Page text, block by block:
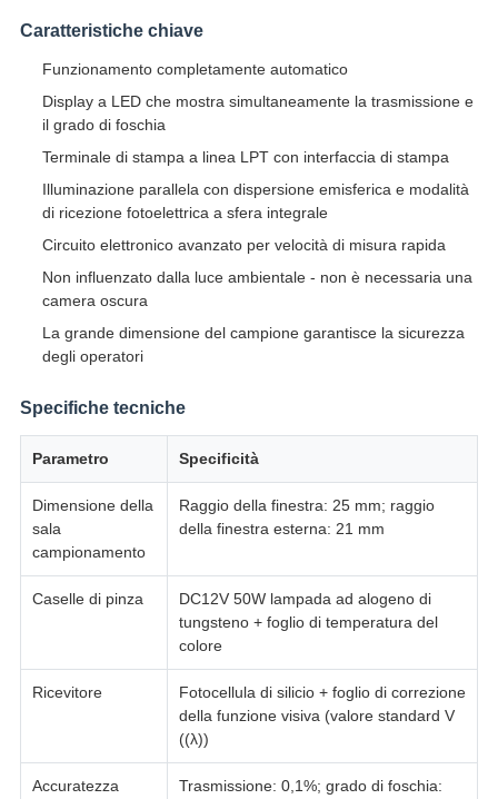
Caratteristiche chiave
Funzionamento completamente automatico
Display a LED che mostra simultaneamente la trasmissione e
il grado di foschia
Terminale di stampa a linea LPT con interfaccia di stampa
Illuminazione parallela con dispersione emisferica e modalità
di ricezione fotoelettrica a sfera integrale
Circuito elettronico avanzato per velocità di misura rapida
Non influenzato dalla luce ambientale - non è necessaria una
camera oscura
La grande dimensione del campione garantisce la sicurezza
degli operatori
Specifiche tecniche
Parametro Specificità
Dimensione della
sala
campionamento
Raggio della finestra: 25 mm; raggio
della finestra esterna: 21 mm
Caselle di pinza
DC12V 50W lampada ad alogeno di
tungsteno + foglio di temperatura del
colore
Ricevitore
Fotocellula di silicio + foglio di correzione
della funzione visiva (valore standard V
((λ))
Accuratezza
Trasmissione: 0,1%; grado di foschia: